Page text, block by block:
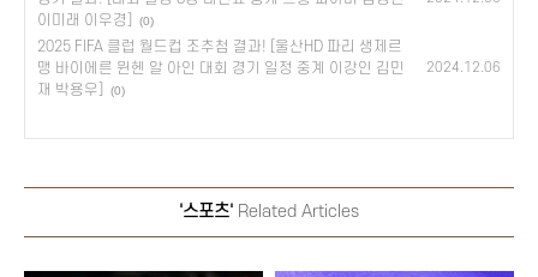
이미래 이우경]
(0)
2025 FIFA 클럽 월드컵 조추첨 결과! [울산HD 파리 생제르
맹 바이에른 뮌헨 알 아인 대회 경기 일정 중계 이강인 김민
재 박용우]
(0)
2024.12.06
'스포츠' Related Articles